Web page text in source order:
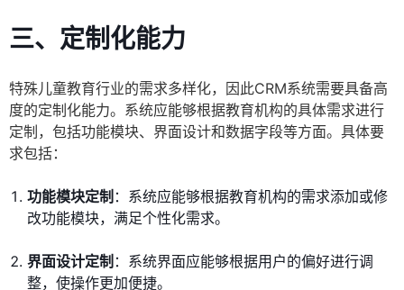
三、定制化能力
特殊儿童教育行业的需求多样化，因此CRM系统需要具备高
度的定制化能力。系统应能够根据教育机构的具体需求进行
定制，包括功能模块、界面设计和数据字段等方面。具体要
求包括：
功能模块定制 ：系统应能够根据教育机构的需求添加或修
改功能模块，满足个性化需求。
界面设计定制 ：系统界面应能够根据用户的偏好进行调
整，使操作更加便捷。